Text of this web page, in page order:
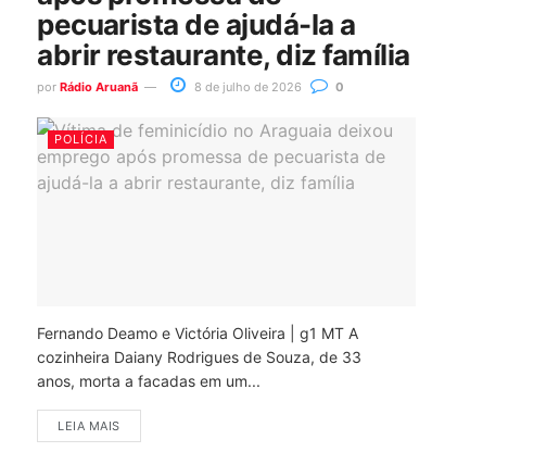
pecuarista de ajudá-la a
abrir restaurante, diz família
por Rádio Aruanã 8 de julho de 2026 0
POLÍCIA
Fernando Deamo e Victória Oliveira | g1 MT A
cozinheira Daiany Rodrigues de Souza, de 33
anos, morta a facadas em um...
LEIA MAIS